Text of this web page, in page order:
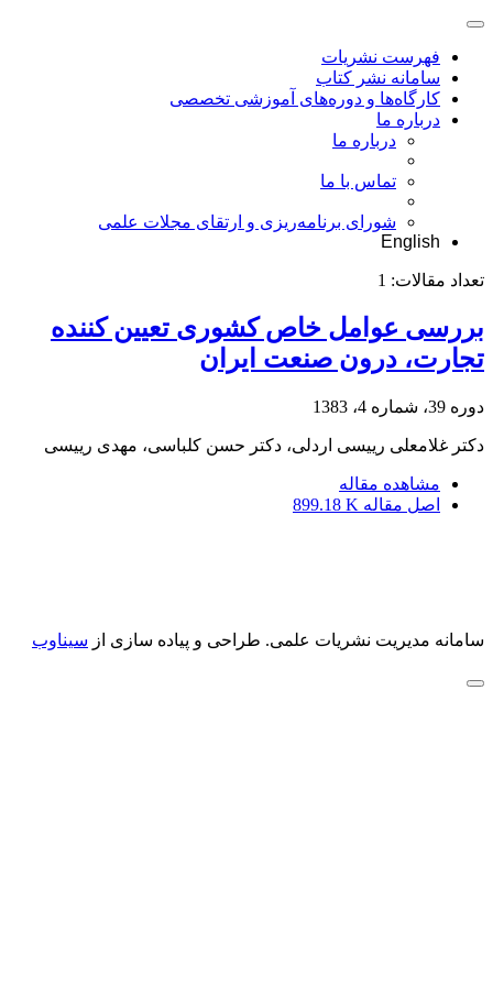
فهرست نشریات
سامانه نشر کتاب
کارگاه‌ها و دوره‌های آموزشی تخصصی
درباره ما
درباره ما
تماس با ما
شورای برنامه‌ریزی و ارتقای مجلات علمی
English
تعداد مقالات: 1
بررسی عوامل خاص کشوری تعیین کننده
تجارت، درون صنعت ایران
دوره 39، شماره 4، 1383
دکتر غلامعلى رییسى اردلى، دکتر حسن کلباسی، مهدی رییسی
مشاهده مقاله
اصل مقاله 899.18 K
سامانه مدیریت نشریات علمی. طراحی و پیاده سازی از سیناوب